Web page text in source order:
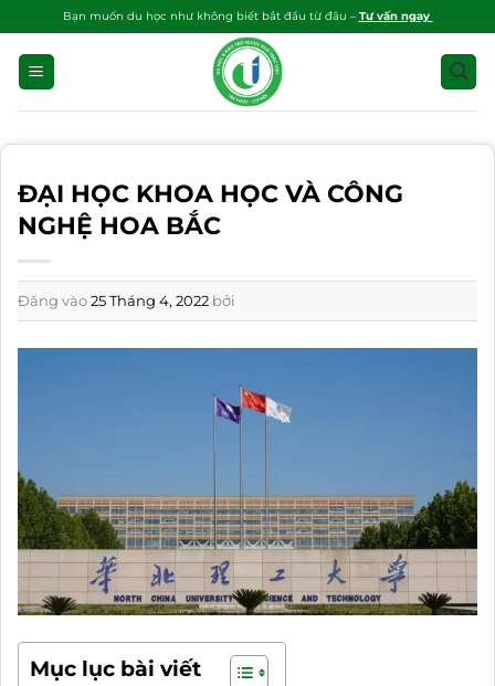
qua
dung
Bạn muốn du học như không biết bắt đầu từ đâu – Tư vấn ngay
ĐẠI HỌC KHOA HỌC VÀ CÔNG
NGHỆ HOA BẮC
Đăng vào25 Tháng 4, 2022 bởi
Mục lục bài viết